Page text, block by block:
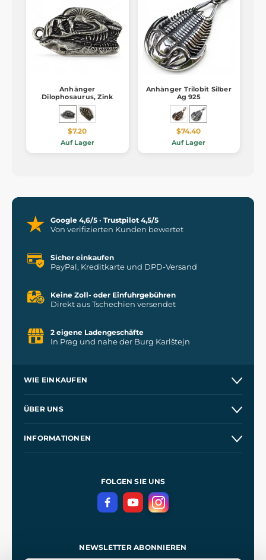
Anhänger
Dilophosaurus, Zink
$7.20
Auf Lager
Anhänger Trilobit Silber
Ag 925
$74.40
Auf Lager
Google 4,6/5 · Trustpilot 4,5/5
Von verifizierten Kunden bewertet
Sicher einkaufen
PayPal, Kreditkarte und DPD-Versand
Keine Zoll- oder Einfuhrgebühren
Direkt aus Tschechien versendet
2 eigene Ladengeschäfte
In Prag und nahe der Burg Karlštejn
WIE EINKAUFEN
Kontakt
ÜBER UNS
INFORMATIONEN
DatenschutzerklärungFOLGEN SIE UNS
NEWSLETTER ABONNIEREN